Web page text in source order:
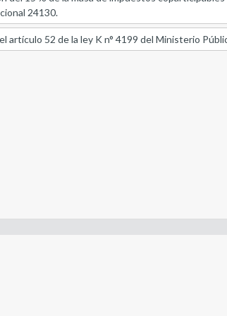
24130.
artículo 52 de la ley K n° 4199 del Ministerio